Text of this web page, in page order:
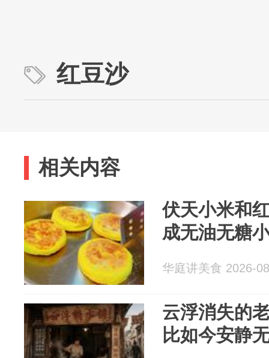
红豆沙
相关内容
伏天小米和
成无油无糖
华庭讲美食 2026-
云浮消失的
比如今安静